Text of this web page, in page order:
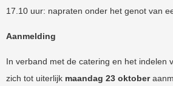
17.10 uur: napraten onder het genot van
Aanmelding
In verband met de catering en het indelen
zich tot uiterlijk maandag 23 oktober